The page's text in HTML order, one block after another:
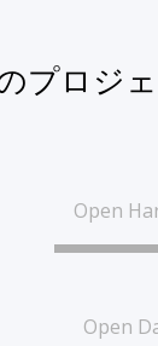
プロジ
Open
Open